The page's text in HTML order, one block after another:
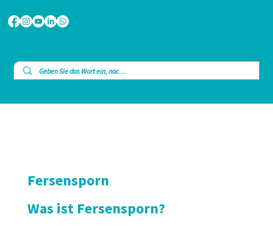
Fersensporn
Was ist Fersensporn?